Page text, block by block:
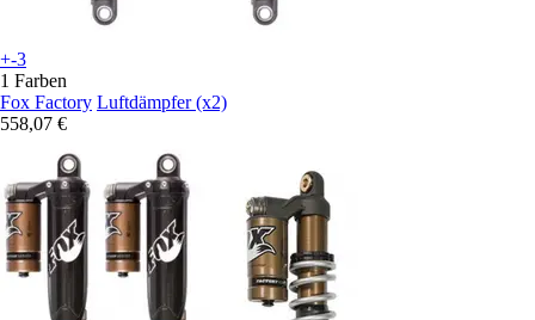
+-3
1 Farben
Fox Factory Luftdämpfer (x2)
558,07 €